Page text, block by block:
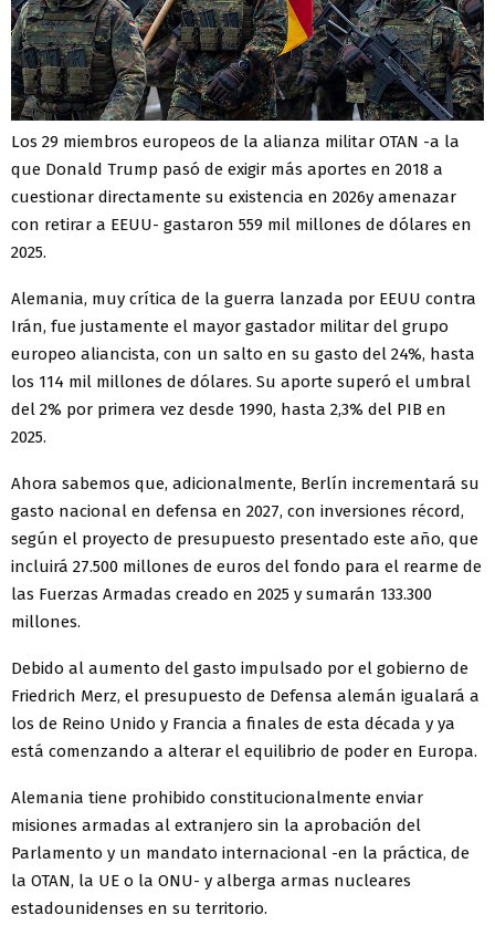
Los 29 miembros europeos de la alianza militar OTAN -a la
que Donald Trump pasó de exigir más aportes en 2018 a
cuestionar directamente su existencia en 2026y amenazar
con retirar a EEUU- gastaron 559 mil millones de dólares en
2025.
Alemania, muy crítica de la guerra lanzada por EEUU contra
Irán, fue justamente el mayor gastador militar del grupo
europeo aliancista, con un salto en su gasto del 24%, hasta
los 114 mil millones de dólares. Su aporte superó el umbral
del 2% por primera vez desde 1990, hasta 2,3% del PIB en
2025.
Ahora sabemos que, adicionalmente, Berlín incrementará su
gasto nacional en defensa en 2027, con inversiones récord,
según el proyecto de presupuesto presentado este año, que
incluirá 27.500 millones de euros del fondo para el rearme de
las Fuerzas Armadas creado en 2025 y sumarán 133.300
millones.
Debido al aumento del gasto impulsado por el gobierno de
Friedrich Merz, el presupuesto de Defensa alemán igualará a
los de Reino Unido y Francia a finales de esta década y ya
está comenzando a alterar el equilibrio de poder en Europa.
Alemania tiene prohibido constitucionalmente enviar
misiones armadas al extranjero sin la aprobación del
Parlamento y un mandato internacional -en la práctica, de
la OTAN, la UE o la ONU- y alberga armas nucleares
estadounidenses en su territorio.